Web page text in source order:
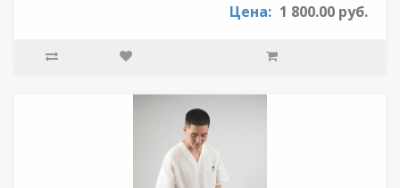
Цена: 1 800.00 руб.